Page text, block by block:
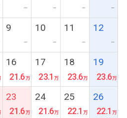
ー ー ー ー
9
ー
10
ー
11
ー
12
ー
16
21.6
17
23.1
18
23.6
19
23.6
23
21.6
24
21.6
25
22.1
26
22.1